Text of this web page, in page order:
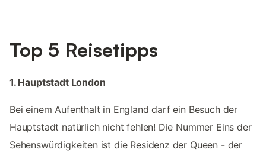
Top 5 Reisetipps
1. Hauptstadt London
Bei einem Aufenthalt in England darf ein Besuch der
Hauptstadt natürlich nicht fehlen! Die Nummer Eins der
Sehenswürdigkeiten ist die Residenz der Queen - der